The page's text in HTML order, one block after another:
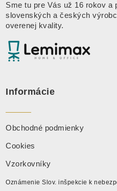
Sme tu pre Vás už 16 rokov a
slovenských a českých
overenej kvality.
Informácie
Obchodné podmienky
Cookies
Vzorkovníky
Oznámenie Slov. inšpekcie k